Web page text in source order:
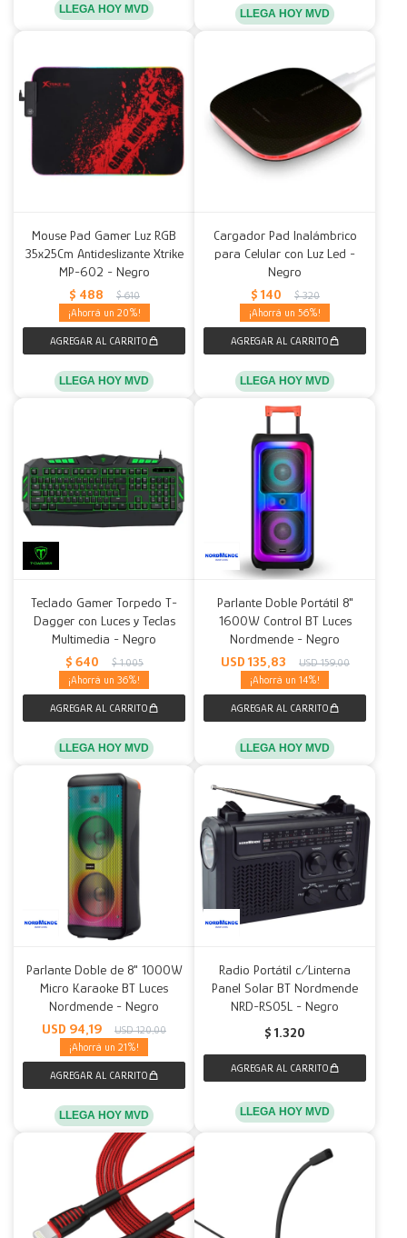
LLEGA HOY MVD LLEGA HOY MVD
Mouse Pad Gamer Luz RGB
35x25Cm Antideslizante Xtrike
MP-602 - Negro
$ 488 $ 610
20
LLEGA HOY MVD
Cargador Pad Inalámbrico
para Celular con Luz Led -
Negro
$ 140 $ 320
56
LLEGA HOY MVD
Teclado Gamer Torpedo T-
Dagger con Luces y Teclas
Multimedia - Negro
$ 640 $ 1.005
36
LLEGA HOY MVD
Parlante Doble Portátil 8"
1600W Control BT Luces
Nordmende - Negro
USD 135,83 USD 159,00
14
LLEGA HOY MVD
Parlante Doble de 8" 1000W
Micro Karaoke BT Luces
Nordmende - Negro
USD 94,19 USD 120,00
21
LLEGA HOY MVD
Radio Portátil c/Linterna
Panel Solar BT Nordmende
NRD-RS05L - Negro
$ 1.320
LLEGA HOY MVD